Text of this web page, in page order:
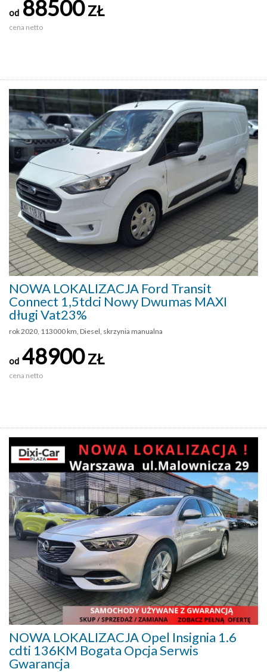
od 88500ZŁ
cena netto
NOWA LOKALIZACJA Ford Transit
Connect 1,5tdci Nowy Dwumas MAXI
długi Vat23%
rok 2020, 113000 km, Diesel, skrzynia manualna
od 48900ZŁ
cena netto
NOWA LOKALIZACJA Opel Insignia 1.6
cdti 136KM Bogata Opcja Serwis
Gwarancja